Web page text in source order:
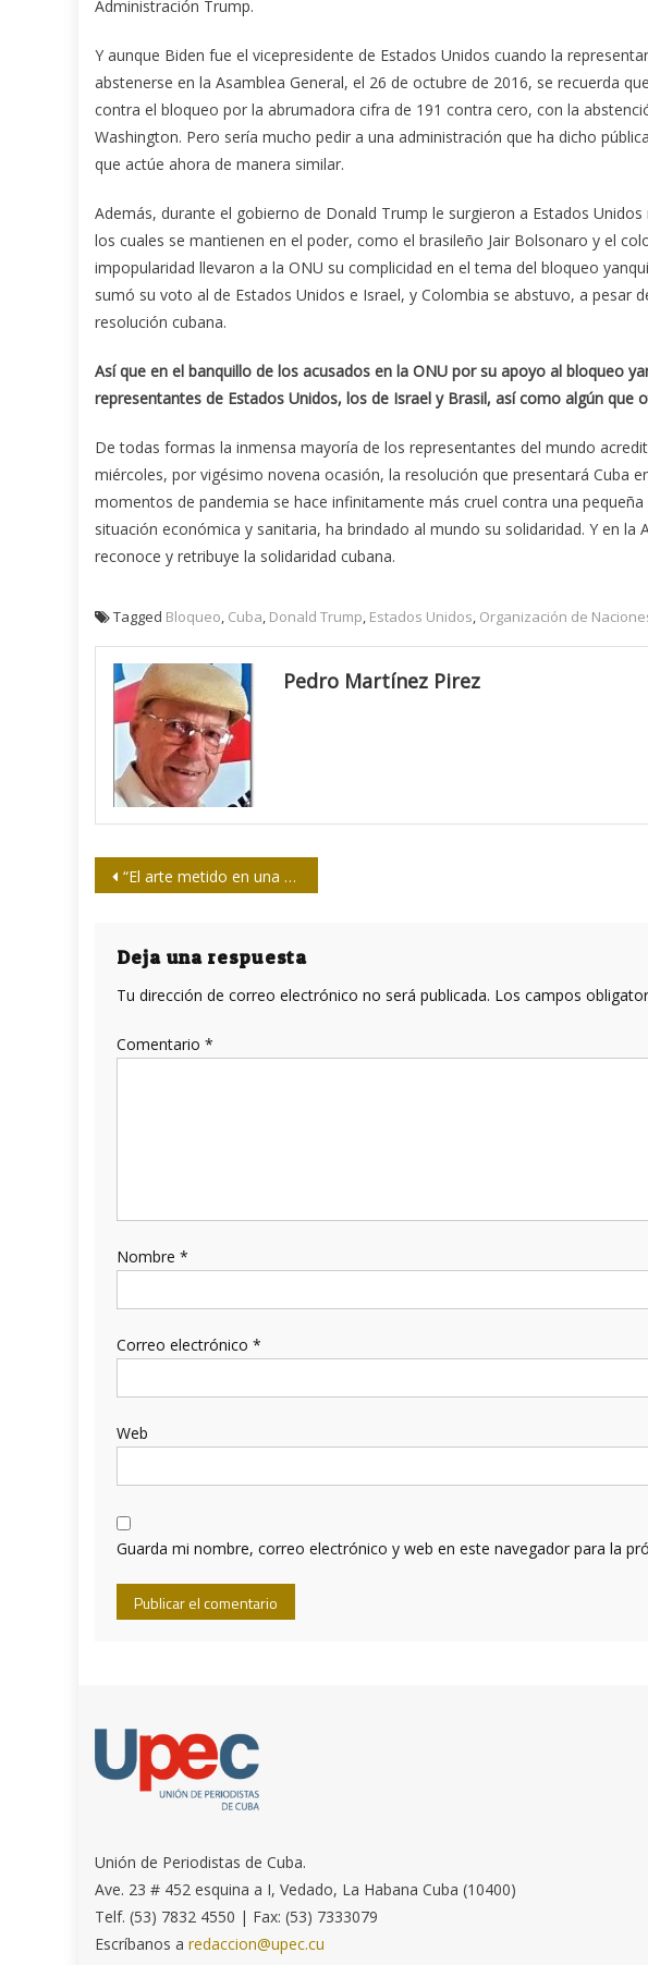
Administración Trump.
Y aunque Biden fue el vicepresidente de Estados Unidos cuando la
abstenerse en la Asamblea General, el 26 de octubre de 2016, se recuerda
contra el bloqueo por la abrumadora cifra de 191 contra cero, con la
Washington. Pero sería mucho pedir a una administración que ha dicho
que actúe ahora de manera similar.
Además, durante el gobierno de Donald Trump le surgieron a Estados
los cuales se mantienen en el poder, como el brasileño Jair Bolsonaro y el
impopularidad llevaron a la ONU su complicidad en el tema del bloqueo
sumó su voto al de Estados Unidos e Israel, y Colombia se abstuvo, a pesar
resolución cubana.
Así que en el banquillo de los acusados en la ONU por su apoyo al bloqueo
representantes de Estados Unidos, los de Israel y Brasil, así como algún que
De todas formas la inmensa mayoría de los representantes del mundo
miércoles, por vigésimo novena ocasión, la resolución que presentará Cuba
momentos de pandemia se hace infinitamente más cruel contra una
situación económica y sanitaria, ha brindado al mundo su solidaridad. Y en la
reconoce y retribuye la solidaridad cubana.
Tagged Bloqueo, Cuba, Donald Trump, Estados Unidos, Organización de
Pedro Martínez Pirez
Navegación
entradas
“El arte metido en una pantalla pequeña -más que la del televisor- es un engaño”
Deja una respuesta
Tu dirección de correo electrónico no será publicada. Los campos
Comentario *
Nombre *
Correo electrónico *
Web
Guarda mi nombre, correo electrónico y web en este navegador para la
Unión de Periodistas de Cuba.
Ave. 23 # 452 esquina a I, Vedado, La Habana Cuba (10400)
Telf. (53) 7832 4550 | Fax: (53) 7333079
Escríbanos aredaccion@upec.cu